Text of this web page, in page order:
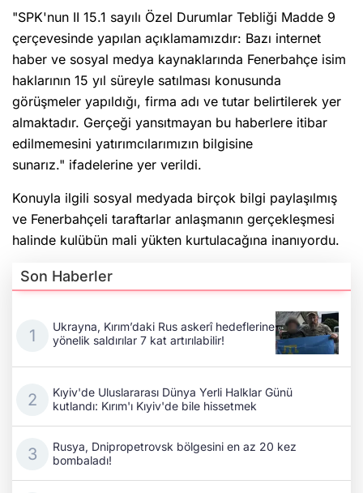
"SPK'nun II 15.1 sayılı Özel Durumlar Tebliği Madde 9
çerçevesinde yapılan açıklamamızdır: Bazı internet
haber ve sosyal medya kaynaklarında Fenerbahçe isim
haklarının 15 yıl süreyle satılması konusunda
görüşmeler yapıldığı, firma adı ve tutar belirtilerek yer
almaktadır. Gerçeği yansıtmayan bu haberlere itibar
edilmemesini yatırımcılarımızın bilgisine
sunarız." ifadelerine yer verildi.
Konuyla ilgili sosyal medyada birçok bilgi paylaşılmış
ve Fenerbahçeli taraftarlar anlaşmanın gerçekleşmesi
halinde kulübün mali yükten kurtulacağına inanıyordu.
Son Haberler
Ukrayna, Kırım’daki Rus askerî hedeflerine
yönelik saldırılar 7 kat artırılabilir!
Kıyiv'de Uluslararası Dünya Yerli Halklar Günü
kutlandı: Kırım'ı Kıyiv'de bile hissetmek
Rusya, Dnipropetrovsk bölgesini en az 20 kez
bombaladı!